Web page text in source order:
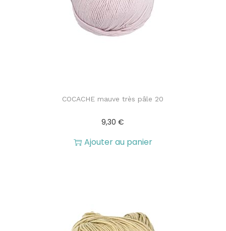
COCACHE mauve très pâle 20
9,30€
Ajouter au panier